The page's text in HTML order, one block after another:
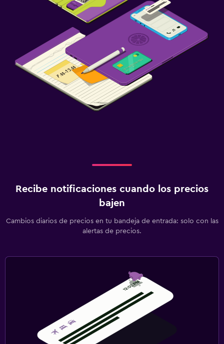
Recibe notificaciones cuando los precios
bajen
Cambios diarios de precios en tu bandeja de entrada: solo con las
alertas de precios.